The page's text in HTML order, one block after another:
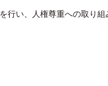
行い、人権尊重への取り組